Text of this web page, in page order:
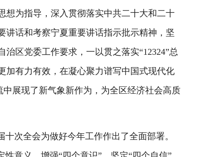
为指导，深入贯彻落实中共二十大和二十
讲话和考察宁夏重要讲话指示批示精神，坚
区党委工作要求，一以贯之落实“12324”总
加有力有效，在凝心聚力谱写中国式现代化
展现了新气象新作为，为全区经济社会高质
次全会为做好今年工作作出了全面部署。